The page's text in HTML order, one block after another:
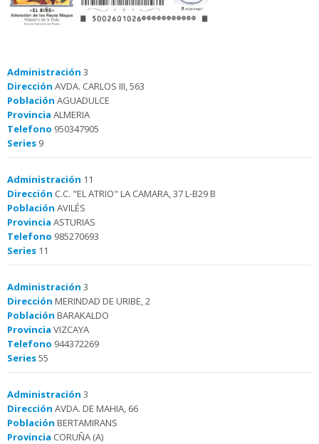
Administración 3
Dirección AVDA. CARLOS III, 563
Población AGUADULCE
Provincia ALMERIA
Telefono 950347905
Series 9
Administración 11
Dirección C.C. "EL ATRIO" LA CAMARA, 37 L-B29 B
Población AVILÉS
Provincia ASTURIAS
Telefono 985270693
Series 11
Administración 3
Dirección MERINDAD DE URIBE, 2
Población BARAKALDO
Provincia VIZCAYA
Telefono 944372269
Series55
Administración 3
Dirección AVDA. DE MAHIA, 66
Población BERTAMIRANS
Provincia CORUÑA (A)